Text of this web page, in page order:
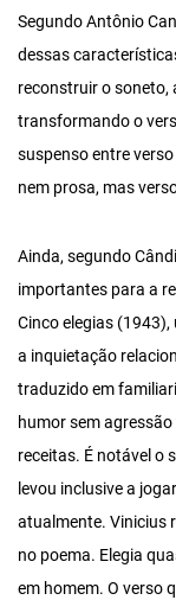
Segundo Antônio
dessas
reconstruir o soneto,
transformando o
suspenso entre
nem prosa, mas
Ainda, segundo
importantes para a
Cinco elegias
a inquietação
traduzido em
humor sem
receitas. É notável o
levou inclusive a
atualmente. Vinicius
no poema. Elegia
em homem. O verso